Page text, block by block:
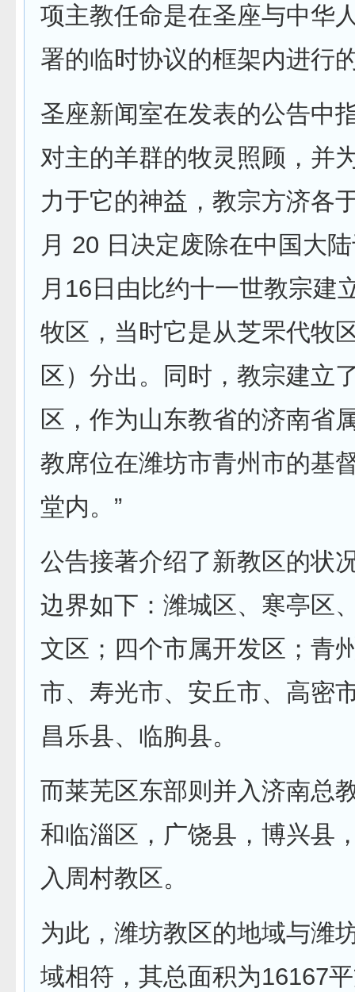
项主教任命是在圣座与中华
署的临时协议的框架内进行
圣座新闻室在发表的公告中
对主的羊群的牧灵照顾，并
力于它的神益，教宗方济各
月 20 日决定废除在中国大
月16日由比约十一世教宗建
牧区，当时它是从芝罘代牧
区）分出。同时，教宗建立
区，作为山东教省的济南省
教席位在潍坊市青州市的基
堂内。”
公告接著介绍了新教区的状
边界如下：潍城区、寒亭区
文区；四个市属开发区；青
市、寿光市、安丘市、高密
昌乐县、临朐县。
而莱芜区东部则并入济南总
和临淄区，广饶县，博兴县
入周村教区。
为此，潍坊教区的地域与潍
域相符，其总面积为16167